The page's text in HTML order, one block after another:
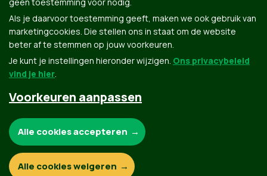
Groen.be
Contact Privacybeleid
Als je daarvoor toestemming geeft, maken we ook gebruik van
marketingcookies. Die stellen ons in staat om de website
beter af te stemmen op jouw voorkeuren.
Je kunt je instellingen hieronder wijzigen. Ons privacybeleid
vind je hier.
Voorkeuren aanpassen
Functionele en analytische cookies:
Alle cookies accepteren
Alle cookies weigeren